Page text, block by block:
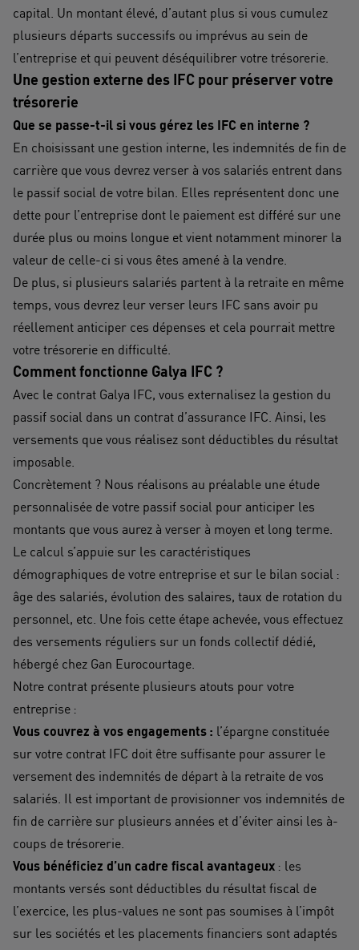
capital. Un montant élevé, d’autant plus si vous cumulez
plusieurs départs successifs ou imprévus au sein de
l’entreprise et qui peuvent déséquilibrer votre trésorerie.
Une gestion externe des IFC pour préserver votre
trésorerie
Que se passe-t-il si vous gérez les IFC en interne ?
En choisissant une gestion interne, les indemnités de fin de
carrière que vous devrez verser à vos salariés entrent dans
le passif social de votre bilan. Elles représentent donc une
dette pour l’entreprise dont le paiement est différé sur une
durée plus ou moins longue et vient notamment minorer la
valeur de celle-ci si vous êtes amené à la vendre.
De plus, si plusieurs salariés partent à la retraite en même
temps, vous devrez leur verser leurs IFC sans avoir pu
réellement anticiper ces dépenses et cela pourrait mettre
votre trésorerie en difficulté.
Comment fonctionne Galya IFC ?
Avec le contrat Galya IFC, vous externalisez la gestion du
passif social dans un contrat d’assurance IFC. Ainsi, les
versements que vous réalisez sont déductibles du résultat
imposable.
Concrètement ? Nous réalisons au préalable une étude
personnalisée de votre passif social pour anticiper les
montants que vous aurez à verser à moyen et long terme.
Le calcul s’appuie sur les caractéristiques
démographiques de votre entreprise et sur le bilan social :
âge des salariés, évolution des salaires, taux de rotation du
personnel, etc. Une fois cette étape achevée, vous effectuez
des versements réguliers sur un fonds collectif dédié,
hébergé chez Gan Eurocourtage.
Notre contrat présente plusieurs atouts pour votre
entreprise :
Vous couvrez à vos engagements : l’épargne constituée
sur votre contrat IFC doit être suffisante pour assurer le
versement des indemnités de départ à la retraite de vos
salariés. Il est important de provisionner vos indemnités de
fin de carrière sur plusieurs années et d’éviter ainsi les à-
coups de trésorerie.
Vous bénéficiez d’un cadre fiscal avantageux : les
montants versés sont déductibles du résultat fiscal de
l’exercice, les plus-values ne sont pas soumises à l’impôt
sur les sociétés et les placements financiers sont adaptés